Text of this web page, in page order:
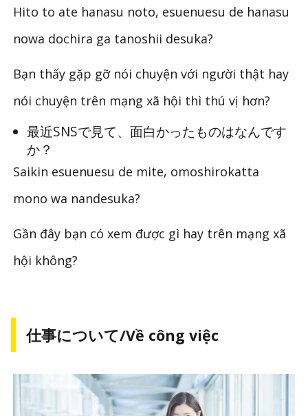
Hito to ate hanasu noto, esuenuesu de hanasu
nowa dochira ga tanoshii desuka?
Bạn thấy gặp gỡ nói chuyện với người thật hay
nói chuyện trên mạng xã hội thì thú vị hơn?
最近SNSで見て、面白かったものはなんです
か？
Saikin esuenuesu de mite, omoshirokatta
mono wa nandesuka?
Gần đây bạn có xem được gì hay trên mạng xã
hội không?
仕事について/Về công việc